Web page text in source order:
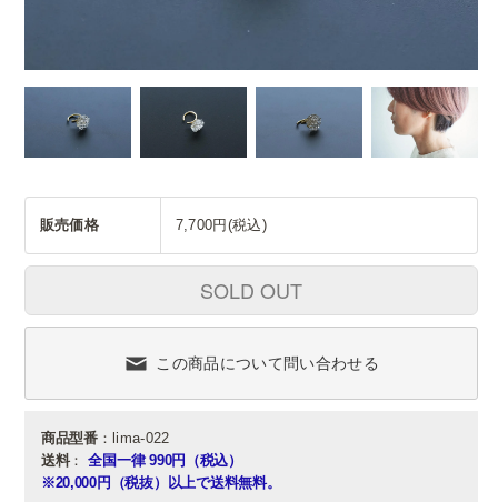
販売価格 7,700円(税込)
SOLD OUT
この商品について問い合わせる
商品型番：lima-022
送料： 全国一律 990円（税込）
※20,000円（税抜）以上で送料無料。